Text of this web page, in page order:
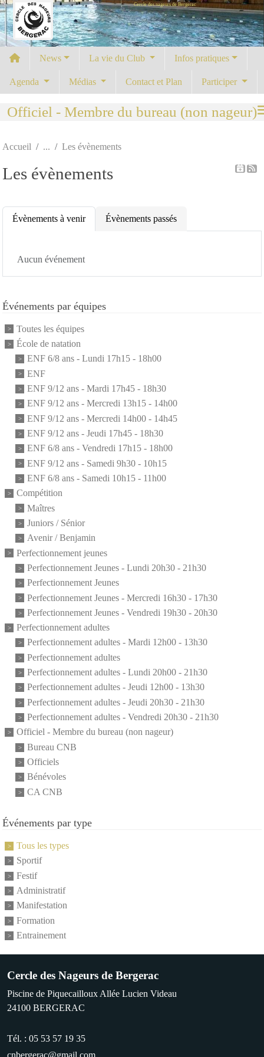
Cercle des nageurs de Bergerac
News La vie du Club Infos pratiques
Agenda Médias Contact et Plan Participer
Officiel - Membre du bureau (non nageur)
Accueil Les évènements
Les évènements
Évènements à venir Évènements passés
Aucun événement
Événements par équipes
Toutes les équipes
École de natation
ENF 6/8 ans - Lundi 17h15 - 18h00
ENF
ENF 9/12 ans - Mardi 17h45 - 18h30
ENF 9/12 ans - Mercredi 13h15 - 14h00
ENF 9/12 ans - Mercredi 14h00 - 14h45
ENF 9/12 ans - Jeudi 17h45 - 18h30
ENF 6/8 ans - Vendredi 17h15 - 18h00
ENF 9/12 ans - Samedi 9h30 - 10h15
ENF 6/8 ans - Samedi 10h15 - 11h00
Compétition
Maîtres
Juniors / Sénior
Avenir / Benjamin
Perfectionnement jeunes
Perfectionnement Jeunes - Lundi 20h30 - 21h30
Perfectionnement Jeunes
Perfectionnement Jeunes - Mercredi 16h30 - 17h30
Perfectionnement Jeunes - Vendredi 19h30 - 20h30
Perfectionnement adultes
Perfectionnement adultes - Mardi 12h00 - 13h30
Perfectionnement adultes
Perfectionnement adultes - Lundi 20h00 - 21h30
Perfectionnement adultes - Jeudi 12h00 - 13h30
Perfectionnement adultes - Jeudi 20h30 - 21h30
Perfectionnement adultes - Vendredi 20h30 - 21h30
Officiel - Membre du bureau (non nageur)
Bureau CNB
Officiels
Bénévoles
CA CNB
Événements par type
Tous les types
Sportif
Festif
Administratif
Manifestation
Formation
Entrainement
Cercle des Nageurs de Bergerac
Piscine de Piquecailloux Allée Lucien Videau
24100 BERGERAC
Tél. : 05 53 57 19 35
Panneau de gestion des cookies